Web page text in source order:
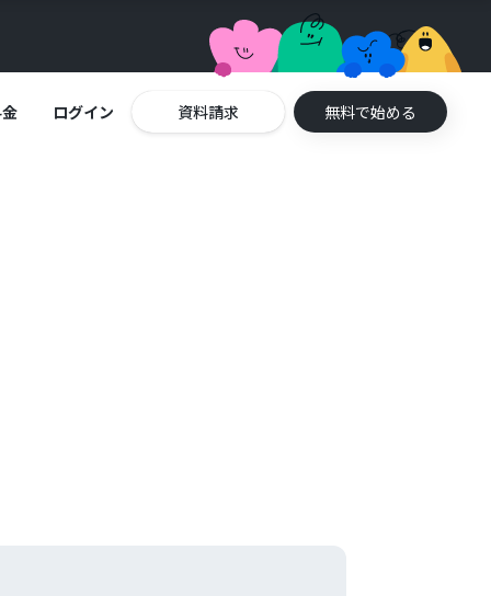
ログイン 資料請求 無料で始める